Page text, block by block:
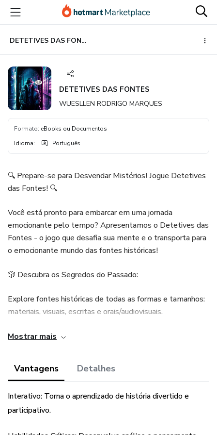
para
conteúdo
principal
para
pagamento
para
rodapé
DETETIVES DAS FONTES
DETETIVES DAS FONTES
WUESLLEN RODRIGO MARQUES
Formato: eBooks ou Documentos
Idioma: Português
🔍 Prepare-se para Desvendar Mistérios! Jogue Detetives
das Fontes! 🔍
Você está pronto para embarcar em uma jornada
emocionante pelo tempo? Apresentamos o Detetives das
Fontes - o jogo que desafia sua mente e o transporta para
o emocionante mundo das fontes históricas!
🎲 Descubra os Segredos do Passado:
Explore fontes históricas de todas as formas e tamanhos:
materiais, visuais, escritas e orais/audiovisuais.
Desenvolva suas habilidades de detetive enquanto decifra
💡 Enigmas Históricos Esperam por Você:
Analise cada fonte cuidadosamente e descubra seu
segredo oculto.
Mostrar mais
Vantagens Detalhes
Interativo: Torna o aprendizado de história divertido e
participativo.